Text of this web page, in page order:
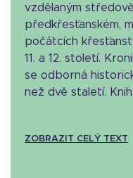
vzdělaným
předkřesťanském,
počátcích
11. a 12. století.
se odborná
než dvě staletí.
ZOBRAZIT CELÝ TEXT